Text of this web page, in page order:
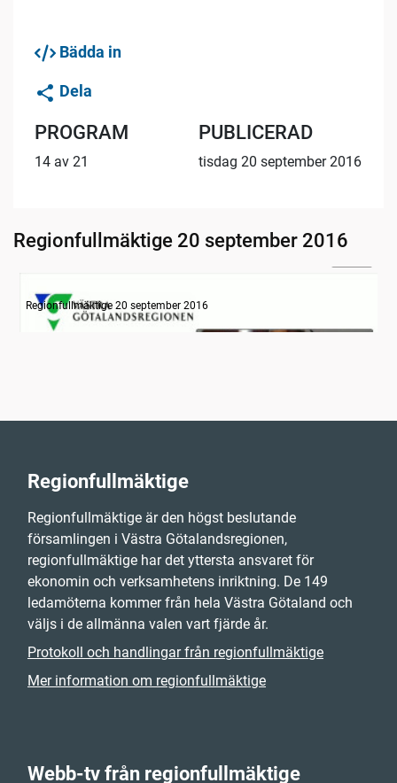
Bädda in
Dela
PROGRAM
14 av 21
PUBLICERAD
tisdag 20 september 2016
Regionfullmäktige 20 september 2016
Information om dagens ärenden
Regionfullmäktige 20 september 2016
Regionfullmäktige
Regionfullmäktige är den högst beslutande
församlingen i Västra Götalandsregionen,
regionfullmäktige har det yttersta ansvaret för
ekonomin och verksamhetens inriktning. De 149
ledamöterna kommer från hela Västra Götaland och
väljs i de allmänna valen vart fjärde år.
Protokoll och handlingar från regionfullmäktige
Mer information om regionfullmäktige
Webb-tv från regionfullmäktige